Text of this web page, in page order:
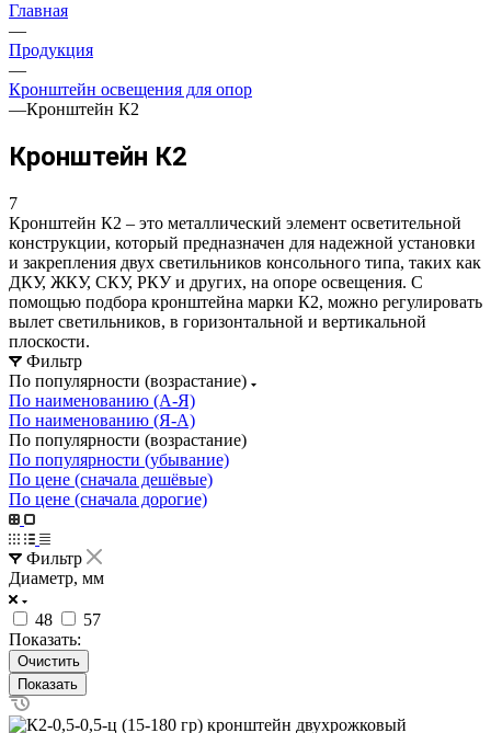
Главная
—
Продукция
—
Кронштейн освещения для опор
—Кронштейн К2
Кронштейн К2
7
Кронштейн К2 – это металлический элемент осветительной
конструкции, который предназначен для надежной установки
и закрепления двух светильников консольного типа, таких как
ДКУ, ЖКУ, СКУ, РКУ и других, на опоре освещения. С
помощью подбора кронштейна марки К2, можно регулировать
вылет светильников, в горизонтальной и вертикальной
плоскости.
Фильтр
По популярности (возрастание)
По наименованию (А-Я)
По наименованию (Я-А)
По популярности (возрастание)
По популярности (убывание)
По цене (сначала дешёвые)
По цене (сначала дорогие)
Фильтр
Диаметр, мм
48
57
Показать:
Очистить